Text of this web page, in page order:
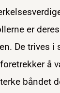
er
De trives i
å
båndet